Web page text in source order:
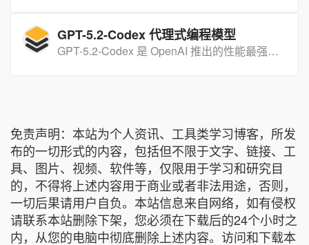
GPT-5.2-Codex 代理式编程模型
GPT-5.2-Codex 是 OpenAI 推出的性能最强的代理式编程模型，已开放 API 接入并集成至多个主流开发工具，专注优化复杂软件开发任务，可自主处理工程任务并识别代码潜在风险。
免责声明：本站为个人资讯、工具类学习博客，所发
布的一切形式的内容，包括但不限于文字、链接、工
具、图片、视频、软件等，仅限用于学习和研究目
的，不得将上述内容用于商业或者非法用途，否则，
一切后果请用户自负。本站信息来自网络，如有侵权
请联系本站删除下架，您必须在下载后的24个小时之
内，从您的电脑中彻底删除上述内容。访问和下载本